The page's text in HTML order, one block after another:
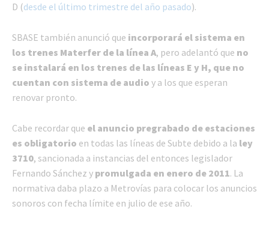
D (desde el último trimestre del año pasado).
SBASE también anunció que incorporará el sistema en
los trenes Materfer de la línea A, pero adelantó que no
se instalará en los trenes de las líneas E y H, que no
cuentan con sistema de audio y a los que esperan
renovar pronto.
Cabe recordar que el anuncio pregrabado de estaciones
es obligatorio en todas las líneas de Subte debido a la ley
3710, sancionada a instancias del entonces legislador
Fernando Sánchez y promulgada en enero de 2011. La
normativa daba plazo a Metrovías para colocar los anuncios
sonoros con fecha límite en julio de ese año.